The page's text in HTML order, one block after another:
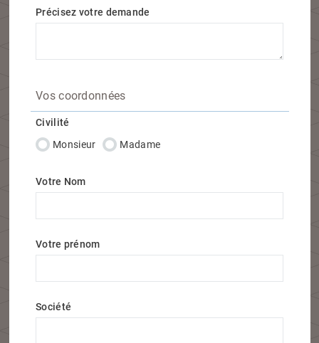
Précisez votre demande
Vos coordonnées
Civilité
Monsieur
Madame
Votre Nom
Votre prénom
Société